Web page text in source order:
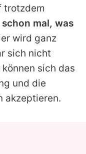
trotzdem
mal, was
wird ganz
sich nicht
sich das
und die
akzeptieren.